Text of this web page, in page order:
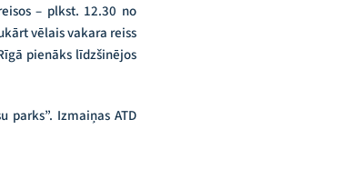
– plkst. 12.30 no
vēlais vakara reiss
pienāks līdzšinējos
parks”. Izmaiņas ATD